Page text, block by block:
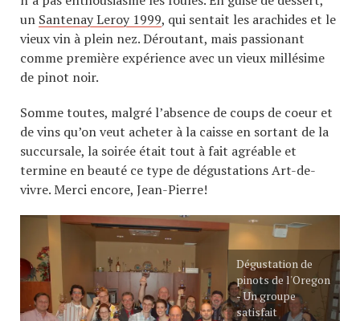
un Santenay Leroy 1999, qui sentait les arachides et le
vieux vin à plein nez. Déroutant, mais passionant
comme première expérience avec un vieux millésime
de pinot noir.
Somme toutes, malgré l’absence de coups de coeur et
de vins qu’on veut acheter à la caisse en sortant de la
succursale, la soirée était tout à fait agréable et
termine en beauté ce type de dégustations Art-de-
vivre. Merci encore, Jean-Pierre!
Dégustation de
pinots de l'Oregon
- Un groupe
satisfait